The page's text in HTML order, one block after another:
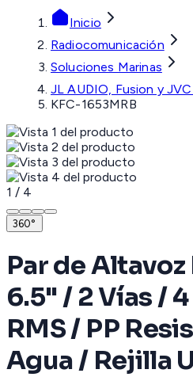
Inicio
Radiocomunicación
Soluciones Marinas
JL AUDIO, Fusion y
KFC-1653MRB
1 / 4
360°
Par de
6.5" / 2 Vías /
RMS / PP
Agua / Rejilla